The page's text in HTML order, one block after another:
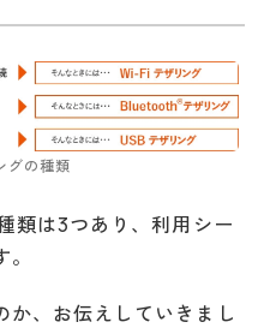
グの種類
類は3つあり、利用シー
か、お伝えしていきまし